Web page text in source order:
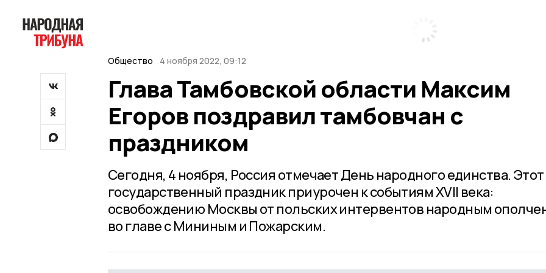
Общество 4 ноября 2022, 09:12
Глава Тамбовской области Максим
Егоров поздравил тамбовчан с
праздником
Сегодня, 4 ноября, Россия отмечает День народного единства. Этот
государственный праздник приурочен к событиям XVII века:
освобождению Москвы от польских интервентов народным
во главе с Мининым и Пожарским.